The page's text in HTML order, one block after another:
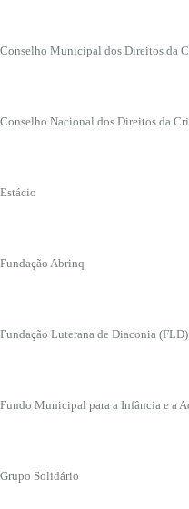
Conselho Municipal dos Direitos da
Conselho Nacional dos Direitos da
Estácio
Fundação Abrinq
Fundação Luterana de Diaconia (FLD)
Fundo Municipal para a Infância e a
Grupo Solidário